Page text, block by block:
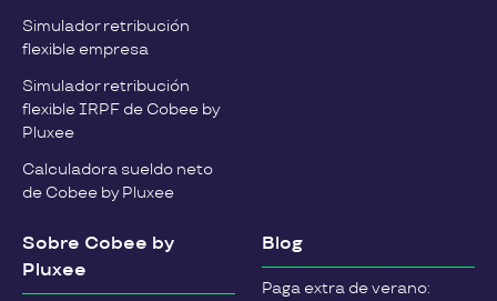
Simulador retribución
flexible empresa
Simulador retribución
flexible IRPF de Cobee by
Pluxee
Calculadora sueldo neto
de Cobee by Pluxee
Sobre Cobee by
Pluxee
Blog
Paga extra de verano: